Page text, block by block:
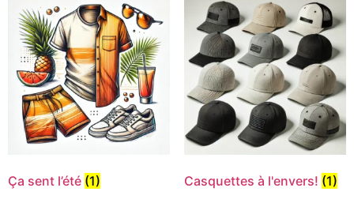
Ça sent l’été (1) Casquettes à l'envers! (1)